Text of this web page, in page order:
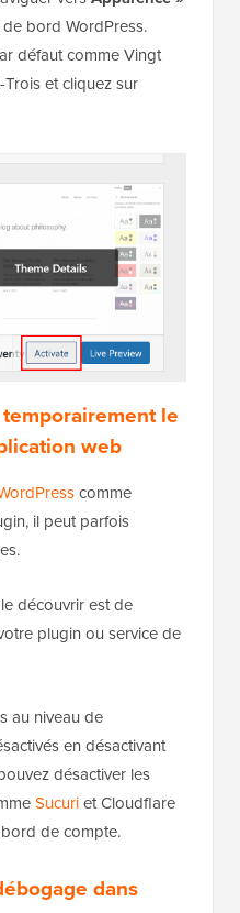
bord WordPress.
défaut comme Vingt
et cliquez sur
le
web
comme
il peut parfois
découvrir est de
plugin ou service de
au niveau de
en désactivant
désactiver les
Sucuriet Cloudflare
de compte.
dans